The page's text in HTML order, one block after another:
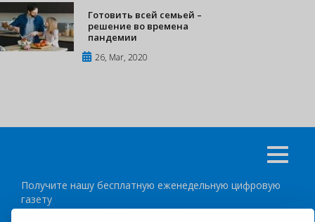
Готовить всей семьей –
решение во времена
пандемии
26, Mar, 2020
Получите нашу бесплатную еженедельную цифровую
газету